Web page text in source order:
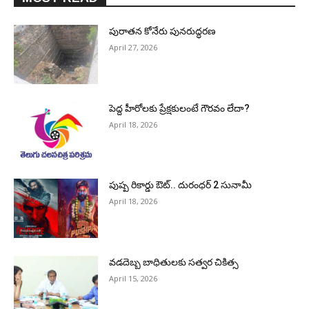
పురాత‌న కోనేరు పున‌రుద్ధ‌ర‌ణ
April 27, 2026
పెద్ద హీరోల‌కు ప్రేక్ష‌కులంటే గౌర‌వం లేదా?
April 18, 2026
పుష్ప రికార్డు ఔట్‌.. దురంధ‌ర్ 2 సునామీ
April 18, 2026
వడదెబ్బ బాధితులకు సత్వర చికిత్స
April 15, 2026